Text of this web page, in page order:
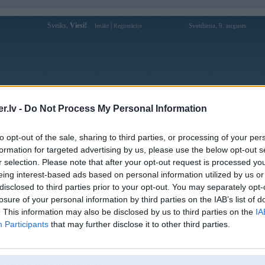
- Do Not Process My Personal Information
opt-out of the sale, sharing to third parties, or processing of your
for targeted advertising by us, please use the below opt-out
selection. Please note that after your opt-out request is processed
interest-based ads based on personal information utilized by us
to third parties prior to your opt-out. You may separately
of your personal information by third parties on the IAB’s list of
This information may also be disclosed by us to third parties on the
Participants that may further disclose it to other third parties.
Sveiks, Viesi! Ienākt Reģistrācija Svetdiena, 9. augusts
Forums Galerijas Reģistrācija Lietotāji
Lietotāja soikeonhacai86net profils
Lietotājvārds:
soikeonhacai86net
Ziņojumi forumā:
0
Pēdējie ziņojumi forumā